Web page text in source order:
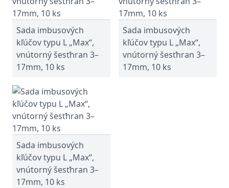
Sada imbusových
kľúčov typu L „Max“,
vnútorný šesťhran 3–
17mm, 10 ks
Sada imbusových
kľúčov typu L „Max“,
vnútorný šesťhran 3–
17mm, 10 ks
Sada imbusových
kľúčov typu L „Max“,
vnútorný šesťhran 3–
17mm, 10 ks